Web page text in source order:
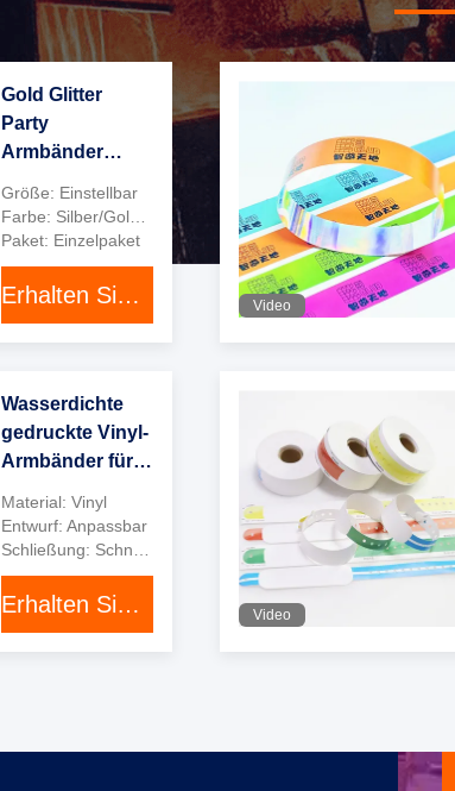
Gold Glitter
Party
Armbänder
Laserdruck
Armband
Größe: Einstellbar
Paket: Einzelpaket
Erhalten Sie besten Preis Video
Wasserdichte
gedruckte Vinyl-
Armbänder für
Material: Vinyl
Entwurf: Anpassbar
Erhalten Sie besten Preis Video